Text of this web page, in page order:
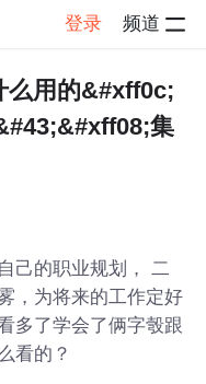
登录 频道
情
么用的&#xff0c;
集
己的职业规划， 二
，为将来的工作定好
多了学会了俩字彀跟
看的？